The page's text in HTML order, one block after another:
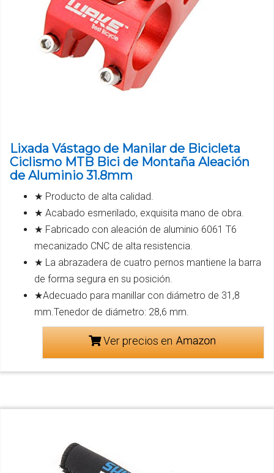
Lixada Vástago de Manilar de Bicicleta
Ciclismo MTB Bici de Montaña Aleación
de Aluminio 31.8mm
★ Producto de alta calidad.
★ Acabado esmerilado, exquisita mano de obra.
★ Fabricado con aleación de aluminio 6061 T6
mecanizado CNC de alta resistencia.
★ La abrazadera de cuatro pernos mantiene la barra
de forma segura en su posición.
★Adecuado para manillar con diámetro de 31,8
mm.Tenedor de diámetro: 28,6 mm.
Ver precios en